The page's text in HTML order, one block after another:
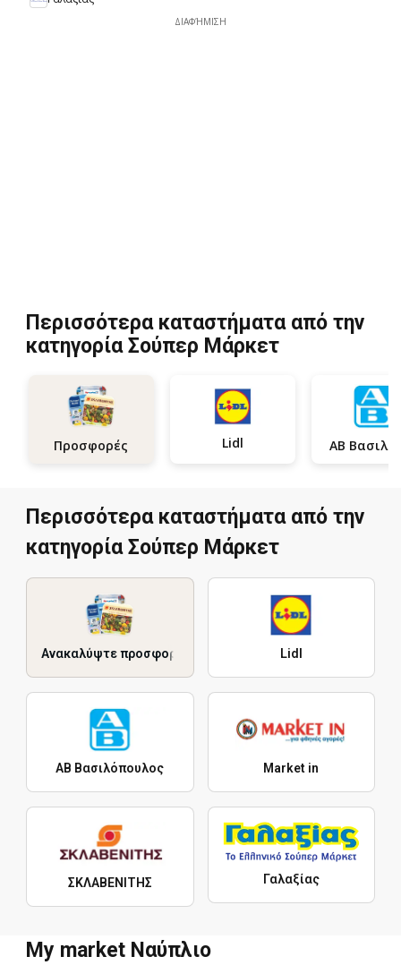
ΔΙΑΦΉΜΙΣΗ
Περισσότερα καταστήματα από την
κατηγορία Σούπερ Μάρκετ
Προσφορές Lidl
Περισσότερα καταστήματα από την
κατηγορία Σούπερ Μάρκετ
Ανακαλύψτε προσφορές Lidl
ΑΒ Βασιλόπουλος Market in
ΣΚΛΑΒΕΝΙΤΗΣ Γαλαξίας
My market Ναύπλιο